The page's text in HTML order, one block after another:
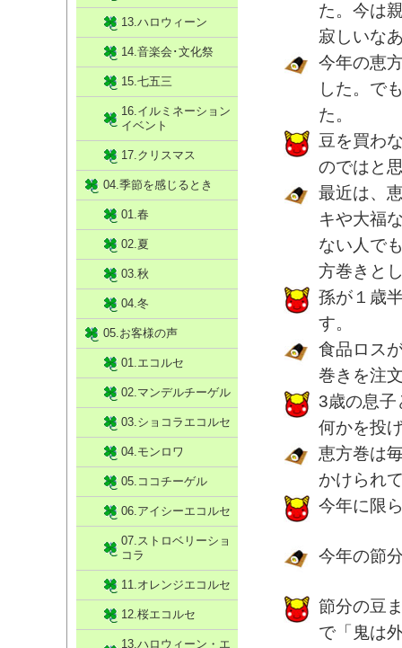
た。今は
寂しいな
今年の恵
した。で
た。
豆を買わ
のではと
最近は、
キや大福
ない人で
方巻きと
孫が１歳
す。
食品ロス
巻きを注
3歳の息子
何かを投
恵方巻は
かけられ
今年に限
今年の節
節分の豆
で「鬼は
13.ハロウィーン
14.音楽会･文化祭
15.七五三
16.イルミネーション
イベント
17.クリスマス
04.季節を感じるとき
01.春
02.夏
03.秋
04.冬
05.お客様の声
01.エコルセ
02.マンデルチーゲル
03.ショコラエコルセ
04.モンロワ
05.ココチーゲル
06.アイシーエコルセ
07.ストロベリーショ
コラ
11.オレンジエコルセ
12.桜エコルセ
13.ハロウィーン・エ